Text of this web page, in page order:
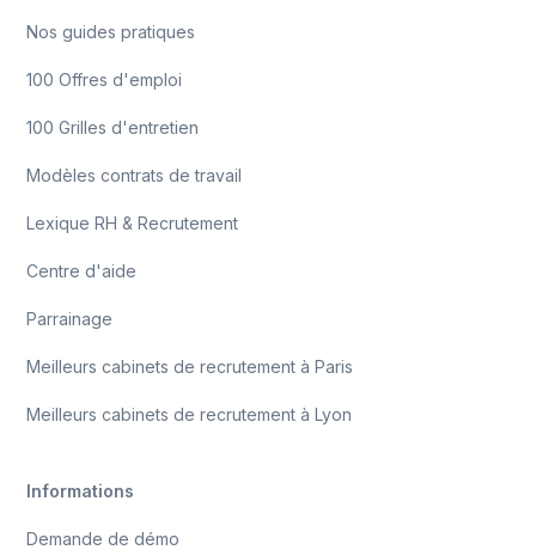
Nos guides pratiques
100 Offres d'emploi
100 Grilles d'entretien
Modèles contrats de travail
Lexique RH & Recrutement
Centre d'aide
Parrainage
Meilleurs cabinets de recrutement à Paris
Meilleurs cabinets de recrutement à Lyon
Informations
Demande de démo